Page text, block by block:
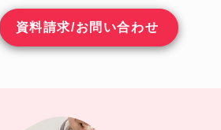
資料請求/お問い合わせ